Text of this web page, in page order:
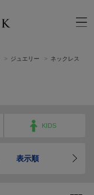
ジュエリー ネックレス
KIDS
表示順